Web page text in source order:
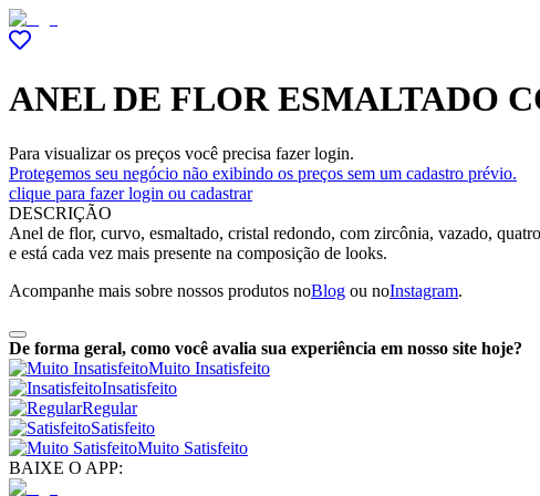
ANEL DE FLOR ESMALTADO
Para visualizar os preços você precisa fazer login.
Protegemos seu negócio não exibindo os preços sem um cadastro prévio.
clique para fazer login ou cadastrar
DESCRIÇÃO
Anel de flor, curvo, esmaltado, cristal redondo, com zircônia, vazado,
e está cada vez mais presente na composição de looks.
Acompanhe mais sobre nossos produtos noBlog ou noInstagram.
De forma geral, como você avalia sua experiência em nosso site hoje?
Muito Insatisfeito
Insatisfeito
Regular
Satisfeito
Muito Satisfeito
BAIXE O APP: